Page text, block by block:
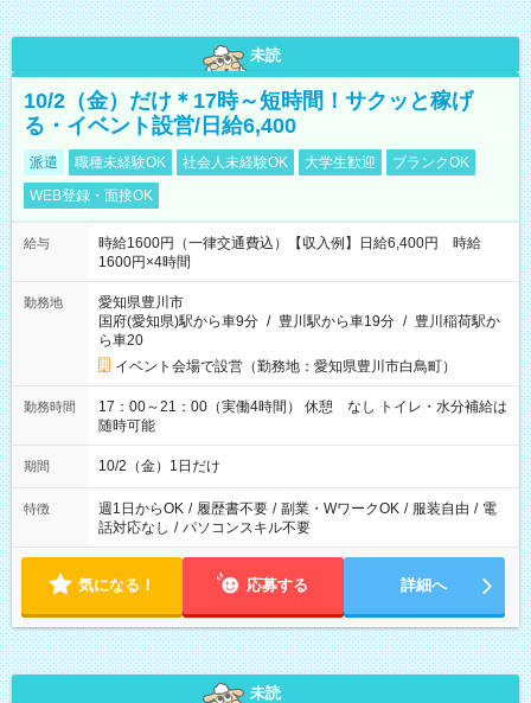
未読
10/2（金）だけ＊17時～短時間！サクッと稼げ
る・イベント設営/日給6,400
派遣 職種未経験OK 社会人未経験OK 大学生歓迎
ブランクOK
WEB登録・面接OK
給与
時給1600円（一律交通費込）【収入例】日給6,400円 時給
1600円×4時間
勤務地
愛知県豊川市
国府(愛知県)駅から車9分 / 豊川駅から車19分 / 豊川稲荷駅か
ら車20
イベント会場で設営（勤務地：愛知県豊川市白鳥町）
勤務時間
17：00～21：00（実働4時間） 休憩 なし トイレ・水分補給は
随時可能
期間 10/2（金）1日だけ
特徴 週1日からOK / 履歴書不要 / 副業・WワークOK / 服装自由 / 電
話対応なし / パソコンスキル不要
気になる！ 応募する 詳細へ
未読